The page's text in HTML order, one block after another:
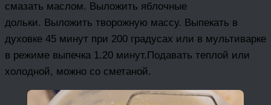
смазать маслом. Выложить яблочные
дольки. Выложить творожную массу. Выпекать в
духовке 45 минут при 200 градусах или в мультиварке
в режиме выпечка 1.20 минут.Подавать теплой или
холодной, можно со сметаной.